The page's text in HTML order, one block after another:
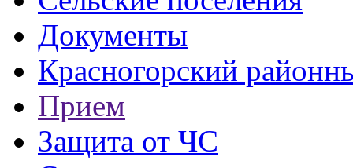
Документы
Красногорский
Прием
Защита от ЧС